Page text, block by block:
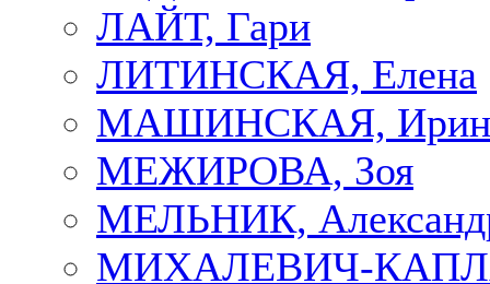
ЛАЙТ, Гари
ЛИТИНСКАЯ, Елена
МАШИНСКАЯ,
МЕЖИРОВА, Зоя
МЕЛЬНИК,
МИХАЛЕВИЧ-